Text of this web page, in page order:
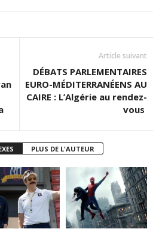
Article suivant
DÉBATS PARLEMENTAIRES
EURO-MÉDITERRANÉENS AU
CAIRE : L’Algérie au rendez-
vous
PLUS DE L'AUTEUR